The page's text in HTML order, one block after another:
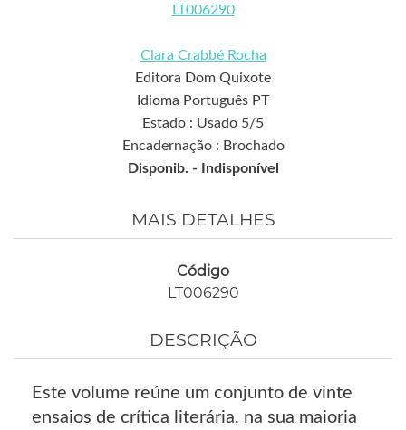
LT006290
Clara Crabbé Rocha
Editora Dom Quixote
Idioma Português PT
Estado : Usado 5/5
Encadernação : Brochado
Disponib. -
Indisponível
MAIS DETALHES
Código
LT006290
DESCRIÇÃO
Este volume reúne um conjunto de vinte
ensaios de crítica literária, na sua maioria